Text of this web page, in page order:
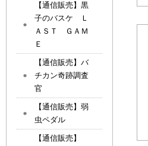
【通信販売】黒
子のバスケ Ｌ
ＡＳＴ ＧＡＭ
Ｅ
【通信販売】バ
チカン奇跡調査
官
【通信販売】弱
虫ペダル
【通信販売】